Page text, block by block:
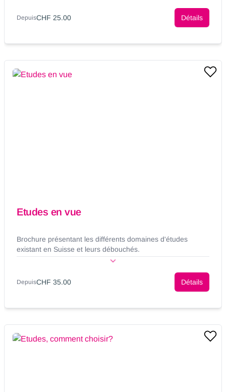
travail.
DepuisCHF 25.00 Détails
Etudes en vue
Brochure présentant les différents domaines d'études
existant en Suisse et leurs débouchés.
DepuisCHF 35.00 Détails